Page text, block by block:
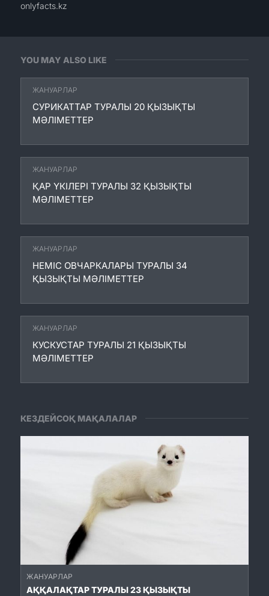
YOU MAY ALSO LIKE
ЖАНУАРЛАР
СУРИКАТТАР ТУРАЛЫ 20 ҚЫЗЫҚТЫ
МӘЛІМЕТТЕР
ЖАНУАРЛАР
ҚАР ҮКІЛЕРІ ТУРАЛЫ 32 ҚЫЗЫҚТЫ
МӘЛІМЕТТЕР
ЖАНУАРЛАР
НЕМІС ОВЧАРКАЛАРЫ ТУРАЛЫ 34
ҚЫЗЫҚТЫ МӘЛІМЕТТЕР
ЖАНУАРЛАР
КУСКУСТАР ТУРАЛЫ 21 ҚЫЗЫҚТЫ
МӘЛІМЕТТЕР
КЕЗДЕЙСОҚ МАҚАЛАЛАР
ЖАНУАРЛАР
АҚҚАЛАҚТАР ТУРАЛЫ 23 ҚЫЗЫҚТЫ
onlyfacts.kz